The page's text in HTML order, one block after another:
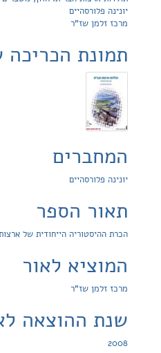
יונינה פלורסהיים
מרכז זלמן שז"ר
תמונת
המחברים
יונינה פלורסהיים
תאור הספר
הכרת ההיסטוריה הייחודית של
המוציא לאור
מרכז זלמן שז"ר
שנת ההוצאה
2008